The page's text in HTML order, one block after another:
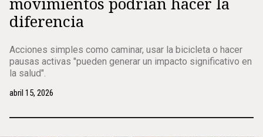
diferencia
Acciones simples como caminar, usar la bicicleta o hacer
pausas activas "pueden generar un impacto significativo en
la salud".
abril 15, 2026